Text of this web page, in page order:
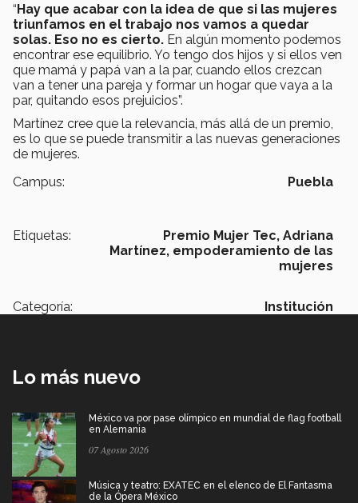
“Hay que acabar con la idea de que si las mujeres
triunfamos en el trabajo nos vamos a quedar
solas. Eso no es cierto. En algún momento podemos
encontrar ese equilibrio. Yo tengo dos hijos y si ellos ven
que mamá y papá van a la par, cuando ellos crezcan
van a tener una pareja y formar un hogar que vaya a la
par, quitando esos prejuicios”.
Martínez cree que la relevancia, más allá de un premio,
es lo que se puede transmitir a las nuevas generaciones
de mujeres.
Campus:
Puebla
Etiquetas: Premio Mujer Tec, Adriana
Martínez, empoderamiento de las
mujeres
Categoría: Institución
Lo más nuevo
México va por pase olímpico en mundial de flag football
en Alemania
07 Agosto 2026
Música y teatro: EXATEC en el elenco de El Fantasma
de la Ópera México